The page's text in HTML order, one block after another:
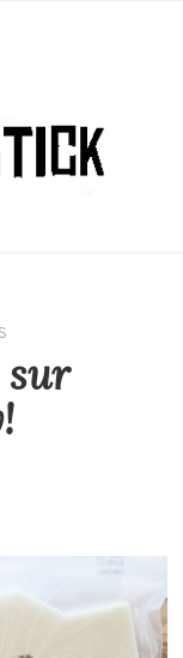
sur